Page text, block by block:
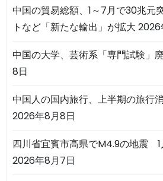
中国の貿易総額、1～7月で30兆
トなど「新たな輸出」が拡大 2026
中国の大学、芸術系「専門試験」
8日
中国人の国内旅行、上半期の旅行
2026年8月8日
四川省宜賓市高県でM4.9の地震
2026年8月7日